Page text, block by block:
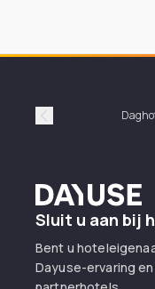
Précédent
Dayuse
Sluit u aan bij
Bent u
Dayuse-ervaring